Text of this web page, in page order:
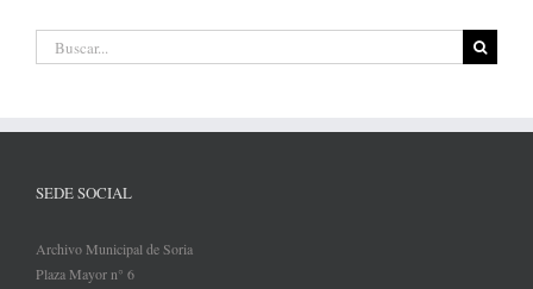
Buscar:
SEDE SOCIAL
Archivo Municipal de Soria
Plaza Mayor n° 6